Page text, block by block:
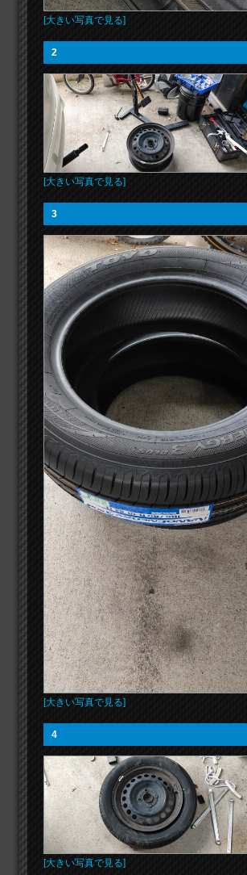
[大きい写真で見る]
2
[大きい写真で見る]
3
[大きい写真で見る]
4
[大きい写真で見る]